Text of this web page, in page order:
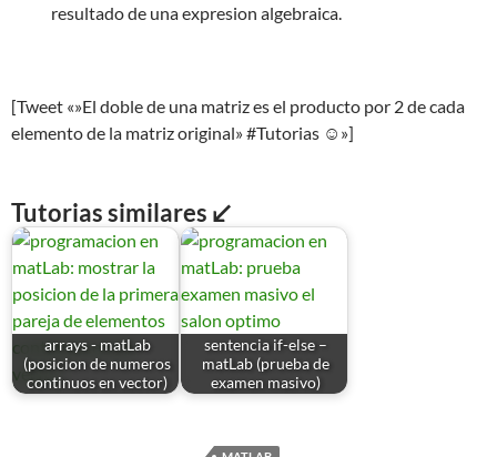
resultado de una expresion algebraica.
[Tweet «»El doble de una matriz es el producto por 2 de cada
elemento de la matriz original» #Tutorias ☺»]
Tutorias similares ↙
arrays - matLab
(posicion de numeros
continuos en vector)
sentencia if-else –
matLab (prueba de
examen masivo)